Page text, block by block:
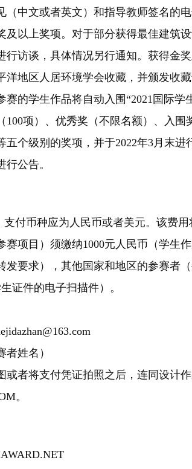
（中文或者英文）和指导教师签名的
及以上奖项。对于部分获得最佳建筑
行访谈，具体情况另行通知。获得金
地区人居环境学会收藏，并颁发收藏
赛的学生作品将自动入围“2021国际学
100项）、优秀奖（不限名额）、入
五个级别的奖项，并于2022年3月末
公告。
付币种应为人民币或者美元。该费
赛项目）须缴纳1000元人民币（学生
发要求），其他国家和地区的参赛者
证件的电子扫描件）。
者姓名）
或者将支付凭证拍照之后，连同设计
。